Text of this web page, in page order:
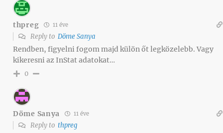
thpreg 11 éve
Reply to Döme Sanya
Rendben, figyelni fogom majd külön őt legközelebb. Vagy
kikeresni az InStat adatokat…
0
Döme Sanya 11 éve
Reply to thpreg